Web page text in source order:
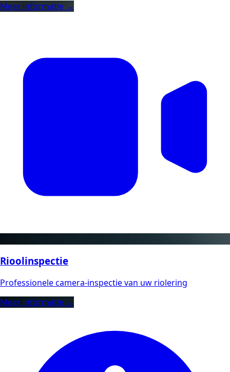
Meer informatie →
Rioolinspectie
Professionele camera-inspectie van uw riolering
Meer informatie →